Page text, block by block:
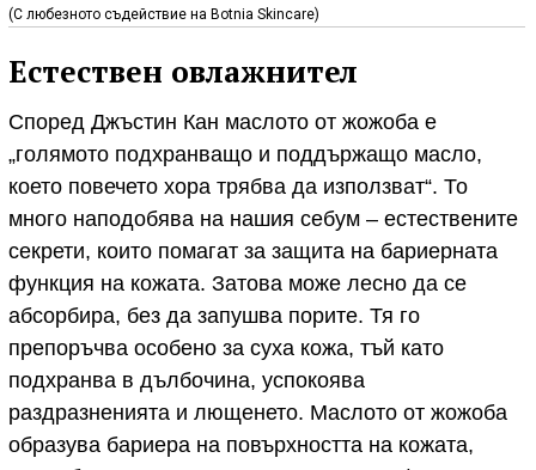
(С любезното съдействие на Botnia Skincare)
Естествен овлажнител
Според Джъстин Кан маслото от жожоба е
„голямото подхранващо и поддържащо масло,
което повечето хора трябва да използват“. То
много наподобява на нашия себум – естествените
секрети, които помагат за защита на бариерната
функция на кожата. Затова може лесно да се
абсорбира, без да запушва порите. Тя го
препоръчва особено за суха кожа, тъй като
подхранва в дълбочина, успокоява
раздразненията и лющенето. Маслото от жожоба
образува бариера на повърхността на кожата,